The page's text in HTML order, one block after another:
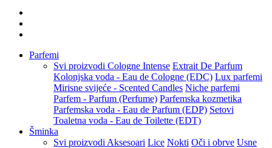
Parfemi
Svi proizvodi Cologne Intense Extrait De Parfum
Kolonjska voda - Eau de Cologne (EDC) Lux parfemi
Mirisne svijeće - Scented Candles Niche parfemi
Parfem - Parfum (Perfume) Parfemska kozmetika
Parfemska voda - Eau de Parfum (EDP) Setovi
Toaletna voda - Eau de Toilette (EDT)
Šminka
Svi proizvodi Aksesoari Lice Nokti Oči i obrve Usne